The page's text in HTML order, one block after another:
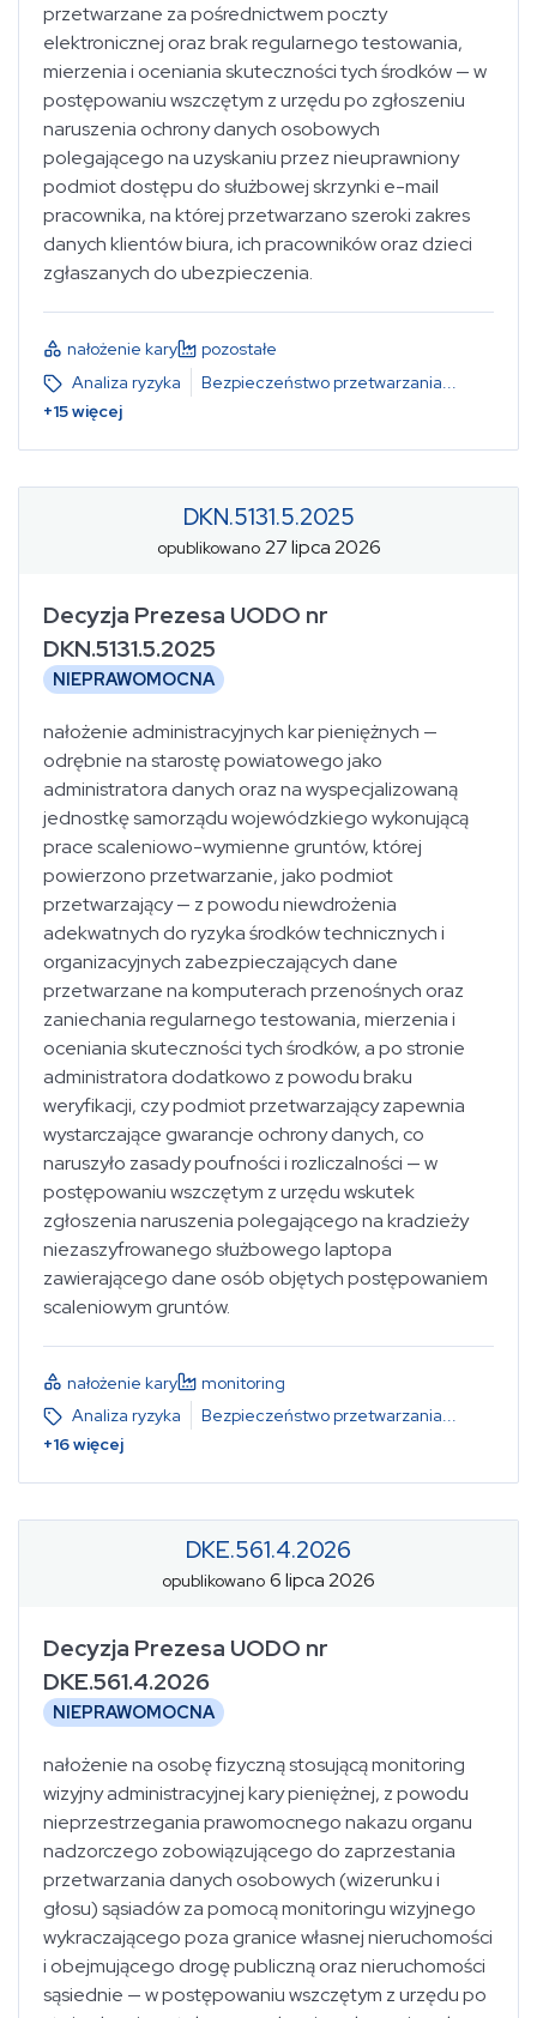
wybierz...
nałożenie kary
wybierz...
przetwarzane za pośrednictwem poczty
elektronicznej oraz brak regularnego testowania,
mierzenia i oceniania skuteczności tych środków — w
postępowaniu wszczętym z urzędu po zgłoszeniu
naruszenia ochrony danych osobowych
polegającego na uzyskaniu przez nieuprawniony
podmiot dostępu do służbowej skrzynki e-mail
pracownika, na której przetwarzano szeroki zakres
danych klientów biura, ich pracowników oraz dzieci
zgłaszanych do ubezpieczenia.
nałożenie kary
pozostałe
Analiza ryzyka
Bezpieczeństwo przetwarzania
+15więcej
DKN.5131.5.2025
opublikowano 27 lipca 2026
Decyzja Prezesa UODO nr
DKN.5131.5.2025
NIEPRAWOMOCNA
nałożenie administracyjnych kar pieniężnych —
odrębnie na starostę powiatowego jako
administratora danych oraz na wyspecjalizowaną
jednostkę samorządu wojewódzkiego wykonującą
prace scaleniowo-wymienne gruntów, której
powierzono przetwarzanie, jako podmiot
przetwarzający — z powodu niewdrożenia
adekwatnych do ryzyka środków technicznych i
organizacyjnych zabezpieczających dane
przetwarzane na komputerach przenośnych oraz
zaniechania regularnego testowania, mierzenia i
oceniania skuteczności tych środków, a po stronie
administratora dodatkowo z powodu braku
weryfikacji, czy podmiot przetwarzający zapewnia
wystarczające gwarancje ochrony danych, co
naruszyło zasady poufności i rozliczalności — w
postępowaniu wszczętym z urzędu wskutek
zgłoszenia naruszenia polegającego na kradzieży
niezaszyfrowanego służbowego laptopa
zawierającego dane osób objętych postępowaniem
scaleniowym gruntów.
nałożenie kary
monitoring
Analiza ryzyka
Bezpieczeństwo przetwarzania...
+16więcej
DKE.561.4.2026
opublikowano 6 lipca 2026
Decyzja Prezesa UODO nr
DKE.561.4.2026
NIEPRAWOMOCNA
nałożenie na osobę fizyczną stosującą monitoring
wizyjny administracyjnej kary pieniężnej, z powodu
nieprzestrzegania prawomocnego nakazu organu
nadzorczego zobowiązującego do zaprzestania
przetwarzania danych osobowych (wizerunku i
głosu) sąsiadów za pomocą monitoringu wizyjnego
wykraczającego poza granice własnej nieruchomości
i obejmującego drogę publiczną oraz nieruchomości
sąsiednie — w postępowaniu wszczętym z urzędu po